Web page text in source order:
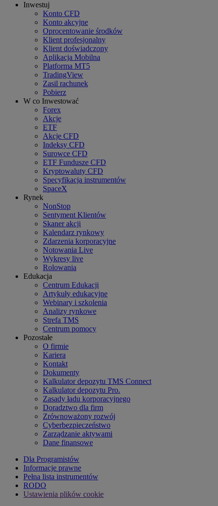
Inwestuj
Konto CFD
Konto akcyjne
Oprocentowanie środków
Klient profesjonalny
Klient doświadczony
Aplikacja Mobilna
Platforma MT5
TradingView
Zasil rachunek
Pobierz
W co Inwestować
Forex
Akcje
ETF
Akcje CFD
Indeksy CFD
Surowce CFD
ETF Fundusze CFD
Kryptowaluty CFD
Specyfikacja instrumentów
SpaceX
Rynek
NonStop
Sentyment Klientów
Skaner akcji
Kalendarz rynkowy
Zdarzenia korporacyjne
Notowania Live
Wykresy live
Rolowania
Edukacja
Centrum Edukacji
Artykuły edukacyjne
Webinary i szkolenia
Analizy rynkowe
Strefa TMS
Centrum pomocy
Pozostałe
O firmie
Kariera
Kontakt
Dokumenty
Kalkulator depozytu TMS Connect
Kalkulator depozytu Pro.
Zasady ładu korporacyjnego
Doradztwo dla firm
Zrównoważony rozwój
Cyberbezpieczeństwo
Zarządzanie aktywami
Dane finansowe
Dla Programistów
Informacje prawne
Pełna lista instrumentów
RODO
Ustawienia plików cookie